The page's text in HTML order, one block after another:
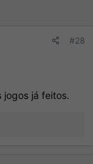
#28
jogos já feitos.